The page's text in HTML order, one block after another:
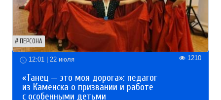
ПЕРСОНА
12:01 | 22 июля 1210
«Танец — это моя дорога»: педагог
из Каменска о призвании и работе
с особенными детьми